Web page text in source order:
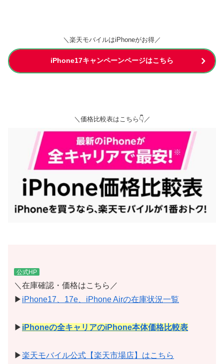
＼楽天モバイルはiPhoneがお得／
iPhone17キャンペーンページはこちら
＼価格比較表はこちら👇／
公式HP
＼在庫確認・価格はこちら／
▶ iPhone17、17e、iPhone Airの在庫状況一覧
▶ iPhoneの全キャリアのiPhone本体価格比較表
▶楽天モバイル公式【楽天市場店】はこちら